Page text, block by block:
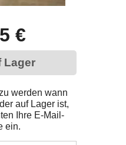
€
Lager
werden wann
auf Lager ist,
Ihre E-Mail-
ein.